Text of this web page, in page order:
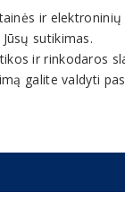
turinys,
grafinį
yra bendrovės
esančią
panaudoti be
yra
ir elektroninių
sutikimas.
ir rinkodaros
galite valdyti